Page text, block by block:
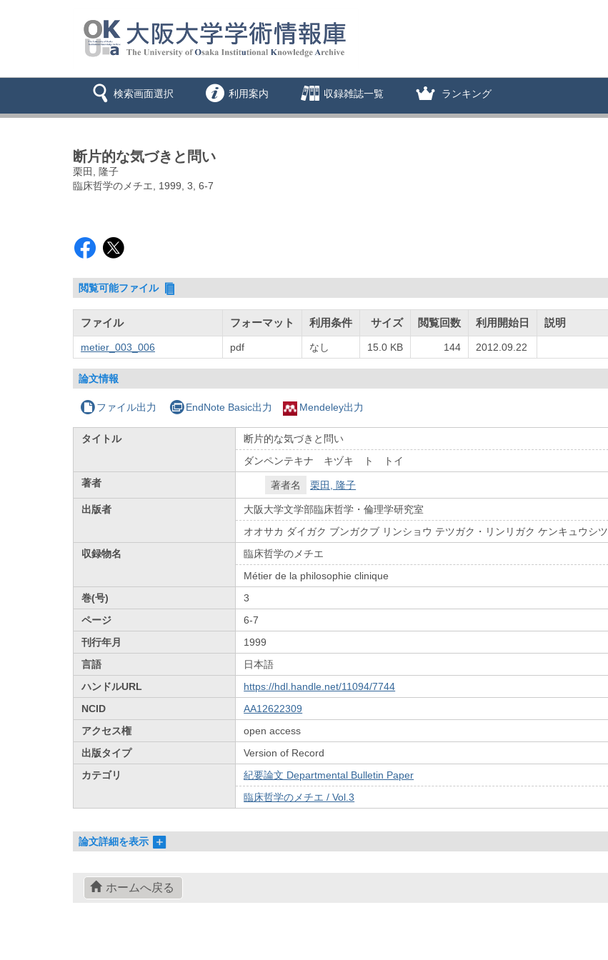
検索画面選択 利用案内 収録雑誌一覧 ランキング
断片的な気づきと問い
栗田, 隆子
臨床哲学のメチエ, 1999, 3, 6-7
閲覧可能ファイル
ファイル フォーマット 利用条件 サイズ 閲覧回数 利用開始日 説明
metier_003_006 pdf なし 15.0 KB 144 2012.09.22
論文情報
ファイル出力 EndNote Basic出力 Mendeley出力
タイトル
断片的な気づきと問い
ダンペンテキナ キヅキ ト トイ
著者
著者名 栗田, 隆子
出版者
大阪大学文学部臨床哲学・倫理学研究室
オオサカ ダイガク ブンガクブ リンショウ テツガク・リンリガク ケンキュウシツ
収録物名
臨床哲学のメチエ
Métier de la philosophie clinique
巻(号)
3
ページ
6-7
刊行年月
1999
言語
日本語
ハンドルURL
https://hdl.handle.net/11094/7744
NCID
AA12622309
アクセス権
open access
出版タイプ
Version of Record
カテゴリ
紀要論文 Departmental Bulletin Paper
臨床哲学のメチエ / Vol.3
論文詳細を表示
ホームへ戻る